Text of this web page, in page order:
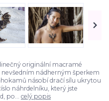
originální macramé
nádherným šperkem
násobí dračí sílu ukrytou
náhrdelníku, který jste
po... celý popis